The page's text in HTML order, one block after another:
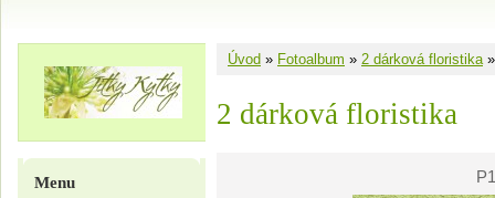
Úvod » Fotoalbum » 2 dárková floristika
2 dárková floristika
Menu